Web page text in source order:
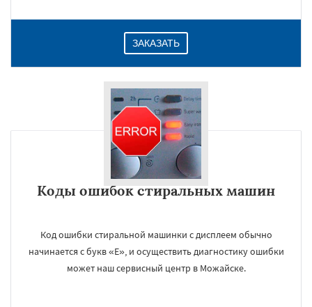
ЗАКАЗАТЬ
Коды ошибок стиральных машин
Код ошибки стиральной машинки с дисплеем обычно
начинается с букв «E», и осуществить диагностику ошибки
может наш сервисный центр в Можайске.